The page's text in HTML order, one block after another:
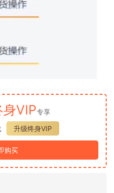
身VIP专享
升级终身VIP
购买